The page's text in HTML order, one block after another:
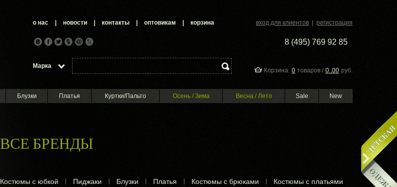
о нас новости контакты оптовикам корзина вход для клиентов регистрация
8 (495) 769 92 85
Марка
Корзина: 0 товаров / 0 .00 руб.
Блузки Платья Куртки/Пальто Осень / Зима Весна / Лето Sale New
ВСЕ БРЕНДЫ
Костюмы с юбкой Пиджаки Блузки Платья Костюмы с брюками Костюмы с платьями